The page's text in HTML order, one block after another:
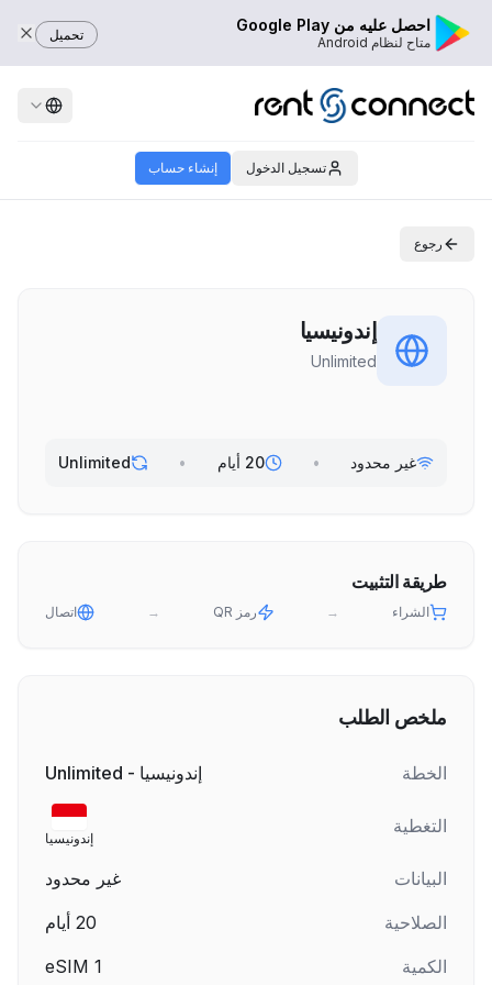
احصل عليه من Google Play
متاح لنظام Android تحميل
تسجيل الدخول إنشاء حساب
رجوع
إندونيسيا
Unlimited
غير محدود • 20 أيام •
Unlimited
طريقة التثبيت
الشراء → رمز QR → اتصال
ملخص الطلب
الخطة إندونيسيا - Unlimited
التغطية
إندونيسيا
البيانات
غير محدود
الصلاحية
20 أيام
الكمية
1